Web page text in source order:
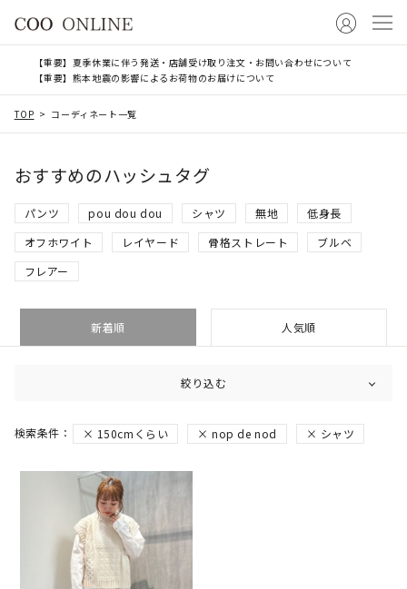
【重要】夏季休業に伴う発送・店舗受け取り注文・お問い合わせについて
【重要】熊本地震の影響によるお荷物のお届けについて
TOP コーディネート一覧
おすすめのハッシュタグ
パンツ pou dou dou シャツ 無地
低身長
オフホワイト
レイヤード 骨格ストレート
ブルベ
フレアー
新着順 人気順
絞り込む
150cmくらい nop de nod シャツ